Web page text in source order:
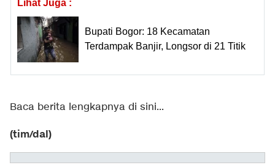
Lihat Juga :
Bupati Bogor: 18 Kecamatan
Terdampak Banjir, Longsor di 21 Titik
Baca berita lengkapnya di sini...
(tim/dal)